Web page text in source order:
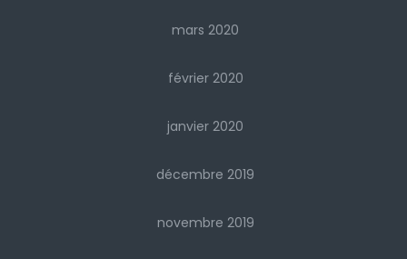
mars 2020
février 2020
janvier 2020
décembre 2019
novembre 2019